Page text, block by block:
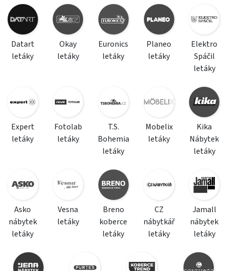
Datart
letáky
Okay
letáky
Euronics
letáky
Planeo
letáky
Elektro
Spáčil
letáky
Expert
letáky
Fotolab
letáky
T.S.
Bohemia
letáky
Mobelix
letáky
Kika
Nábytek
letáky
Asko
nábytek
letáky
Vesna
letáky
Breno
koberce
letáky
CZ
nábytkář
letáky
Jamall
nábytek
letáky